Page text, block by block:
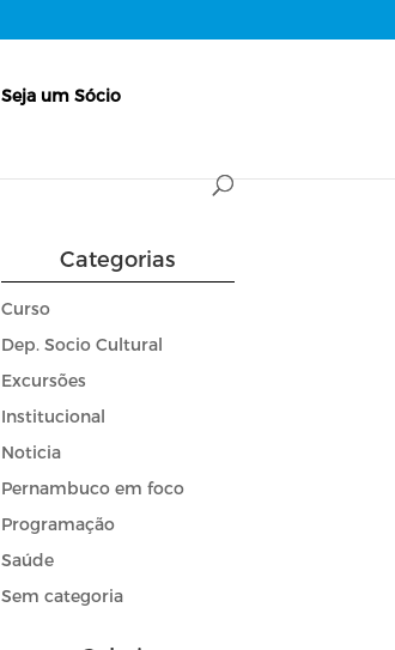
Seja um Sócio
Categorias
Curso
Dep. Socio Cultural
Excursões
Institucional
Noticia
Pernambuco em foco
Programação
Saúde
Sem categoria